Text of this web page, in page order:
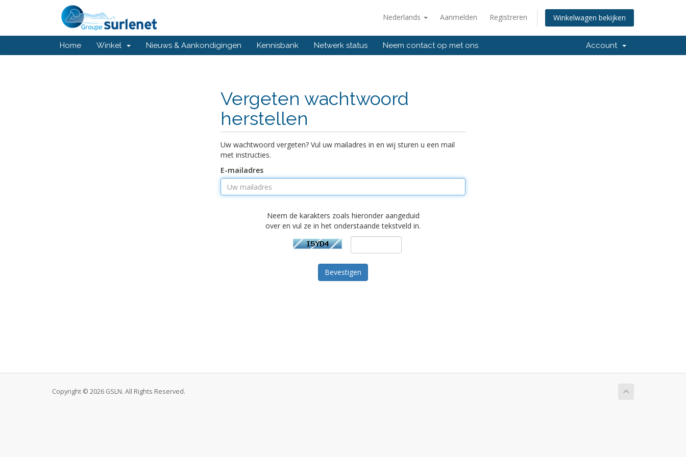
Nederlands Aanmelden Registreren Winkelwagen bekijken
Home Winkel Nieuws & Aankondigingen Kennisbank Netwerk status Neem contact op met ons Account
Vergeten wachtwoord
herstellen
Uw wachtwoord vergeten? Vul uw mailadres in en wij sturen u een mail
met instructies.
E-mailadres
Neem de karakters zoals hieronder aangeduid
over en vul ze in het onderstaande tekstveld in.
Bevestigen
Copyright © 2026 GSLN. All Rights Reserved.